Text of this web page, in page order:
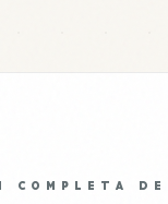
COMPLETA